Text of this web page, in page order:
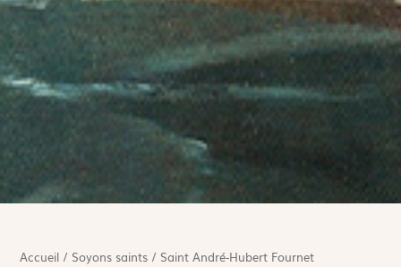
Accueil / Soyons saints / Saint André-Hubert Fournet